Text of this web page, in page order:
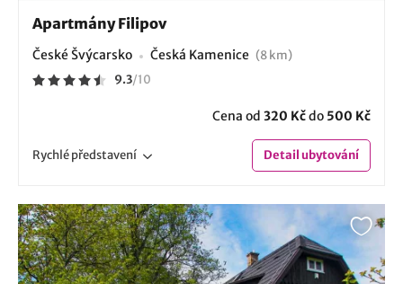
Apartmány Filipov
České Švýcarsko Česká Kamenice (8 km)
9.3/10
Cena od 320 Kčdo 500 Kč
Rychlépředstavení Detailubytování